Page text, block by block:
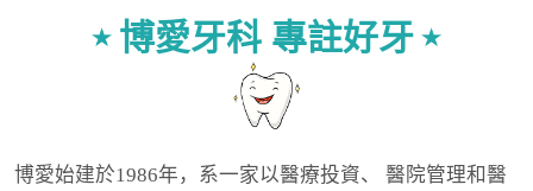
博愛牙科 專註好牙
博愛始建於1986年，系一家以醫療投資、 醫院管理和醫